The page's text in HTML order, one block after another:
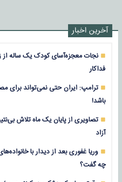
آخرین اخبار
نجات معجزه‌آسای کودک یک ساله از
فداکار
ترامپ: ایران حتی نمی‌تواند برای
باشد!
تصاویری از پایان یک ماه تلاش
آزاد
وریا غفوری بعد از دیدار با
چه گفت؟